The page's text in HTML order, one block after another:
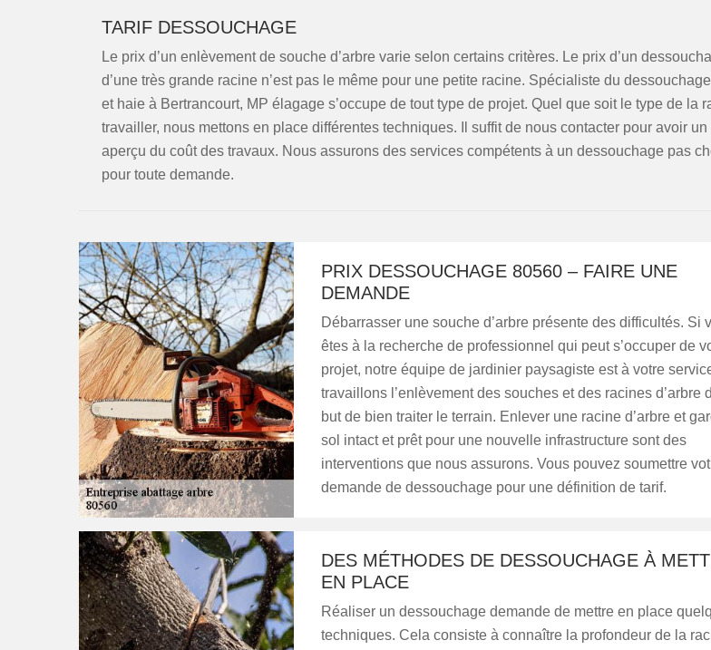
TARIF DESSOUCHAGE
Le prix d’un enlèvement de souche d’arbre varie selon certains critères. Le prix d’un
d’une très grande racine n’est pas le même pour une petite racine. Spécialiste du
et haie à Bertrancourt, MP élagage s’occupe de tout type de projet. Quel que soit le type de la
travailler, nous mettons en place différentes techniques. Il suffit de nous contacter pour avoir un
aperçu du coût des travaux. Nous assurons des services compétents à un dessouchage pas
pour toute demande.
PRIX DESSOUCHAGE 80560 – FAIRE UNE
DEMANDE
Débarrasser une souche d’arbre présente des difficultés. Si
êtes à la recherche de professionnel qui peut s’occuper de
projet, notre équipe de jardinier paysagiste est à votre
travaillons l’enlèvement des souches et des racines d’arbre
but de bien traiter le terrain. Enlever une racine d’arbre et
sol intact et prêt pour une nouvelle infrastructure sont des
interventions que nous assurons. Vous pouvez soumettre
demande de dessouchage pour une définition de tarif.
DES MÉTHODES DE DESSOUCHAGE À
EN PLACE
Réaliser un dessouchage demande de mettre en place
techniques. Cela consiste à connaître la profondeur de la